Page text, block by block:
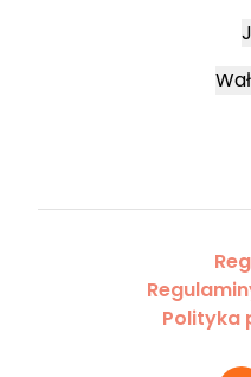
Polityka